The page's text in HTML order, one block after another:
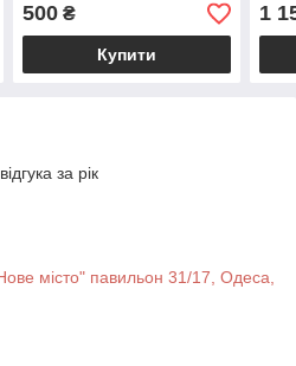
500₴
Купити
1
за рік
місто" павильон 31/17, Одеса,